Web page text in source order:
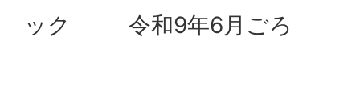
ック 令和9年6月ごろ